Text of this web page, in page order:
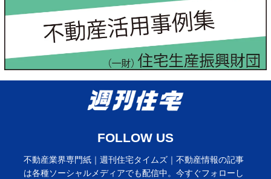
FOLLOW US
不動産業界専門紙｜週刊住宅タイムズ｜不動産情報の記事
は各種ソーシャルメディアでも配信中。今すぐフォローし